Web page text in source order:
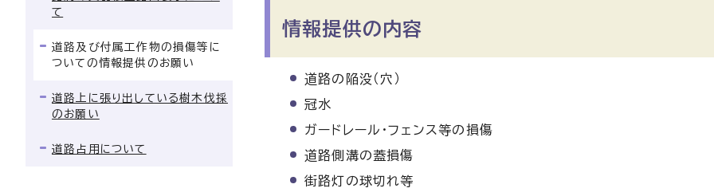
情報提供の内容
道路の陥没（穴）
冠水
ガードレール・フェンス等の損傷
道路側溝の蓋損傷
街路灯の球切れ等
て
道路及び付属工作物の損傷等に
ついての情報提供のお願い
道路上に張り出している樹木伐採
のお願い
道路占用について